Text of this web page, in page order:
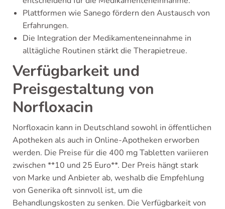
Plattformen wie Sanego fördern den Austausch von
Erfahrungen.
Die Integration der Medikamenteneinnahme in
alltägliche Routinen stärkt die Therapietreue.
Verfügbarkeit und
Preisgestaltung von
Norfloxacin
Norfloxacin kann in Deutschland sowohl in öffentlichen
Apotheken als auch in Online-Apotheken erworben
werden. Die Preise für die 400 mg Tabletten variieren
zwischen **10 und 25 Euro**. Der Preis hängt stark
von Marke und Anbieter ab, weshalb die Empfehlung
von Generika oft sinnvoll ist, um die
Behandlungskosten zu senken. Die Verfügbarkeit von